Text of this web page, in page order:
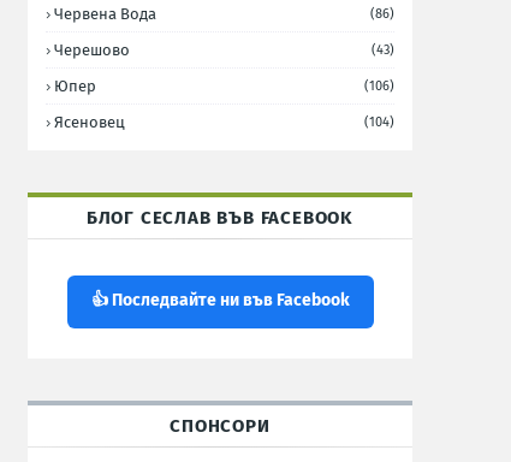
Червена Вода (86)
Черешово (43)
Юпер (106)
Ясеновец (104)
БЛОГ СЕСЛАВ ВЪВ FACEBOOK
👍 Последвайте ни във Facebook
СПОНСОРИ